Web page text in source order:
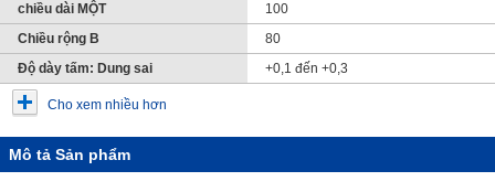
chiều dài MỘT
100
Chiều rộng B
80
Độ dày tấm: Dung sai
+0,1 đến +0,3
Cho xem nhiều hơn
Mô tả Sản phẩm